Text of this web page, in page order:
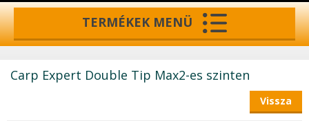
TERMÉKEK MENÜ
Carp Expert Double Tip Max2-es szinten
Vissza